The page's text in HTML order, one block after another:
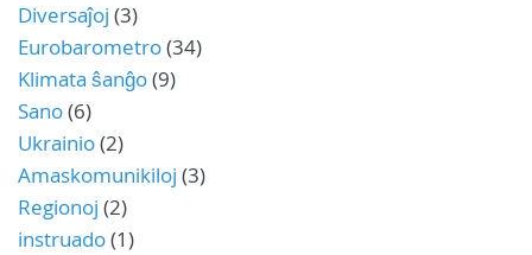
Diversaĵoj (3)
Eurobarometro(34)
Klimata ŝanĝo(9)
Sano(6)
Ukrainio(2)
Amaskomunikiloj (3)
Regionoj (2)
instruado(1)